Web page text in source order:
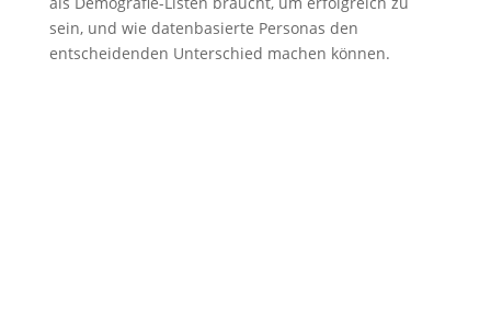
sein, und wie datenbasierte Personas den
entscheidenden Unterschied machen können.